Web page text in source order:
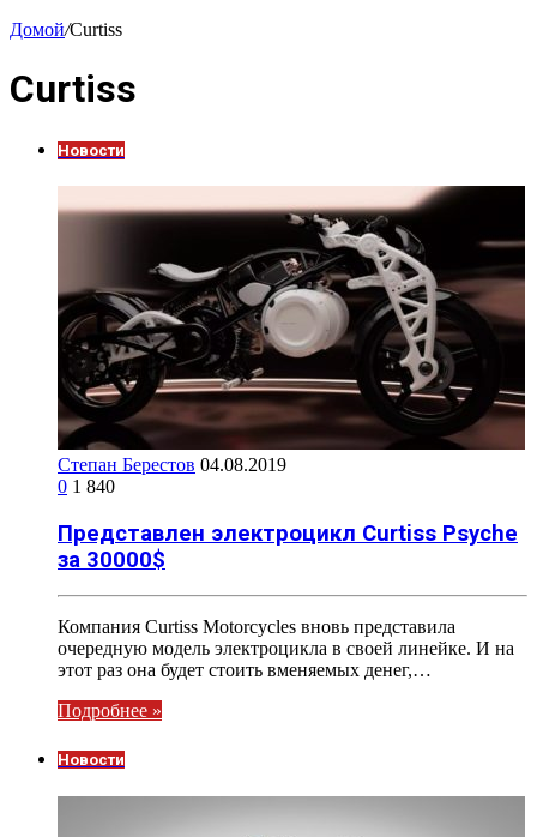
Домой/Curtiss
Curtiss
Новости
Степан Берестов 04.08.2019
0 1 840
Представлен электроцикл Curtiss Psyche
за 30000$
Компания Curtiss Motorcycles вновь представила
очередную модель электроцикла в своей линейке. И на
этот раз она будет стоить вменяемых денег,…
Подробнее »
Новости